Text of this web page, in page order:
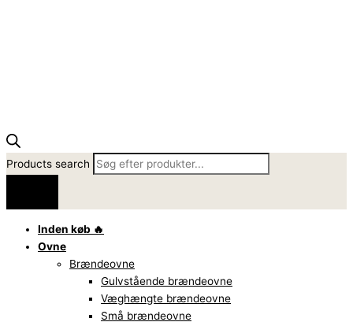
Products search
Inden køb 🔥
Ovne
Brændeovne
Gulvstående brændeovne
Væghængte brændeovne
Små brændeovne